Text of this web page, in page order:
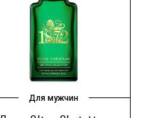
Для мужчин